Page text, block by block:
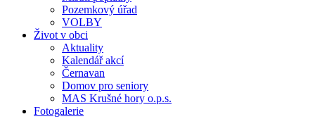
Pozemkový úřad
VOLBY
Život v obci
Aktuality
Kalendář akcí
Černavan
Domov pro seniory
MAS Krušné hory o.p.s.
Fotogalerie